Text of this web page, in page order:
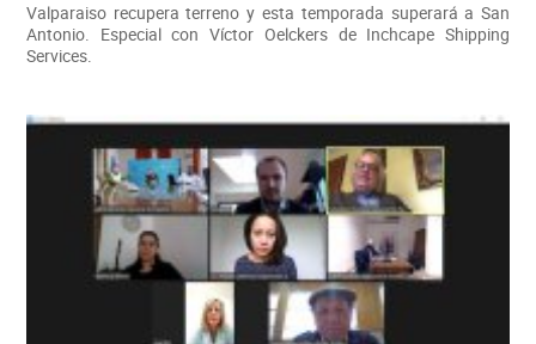
Valparaiso recupera terreno y esta temporada superará a San
Antonio. Especial con Víctor Oelckers de Inchcape Shipping
Services.